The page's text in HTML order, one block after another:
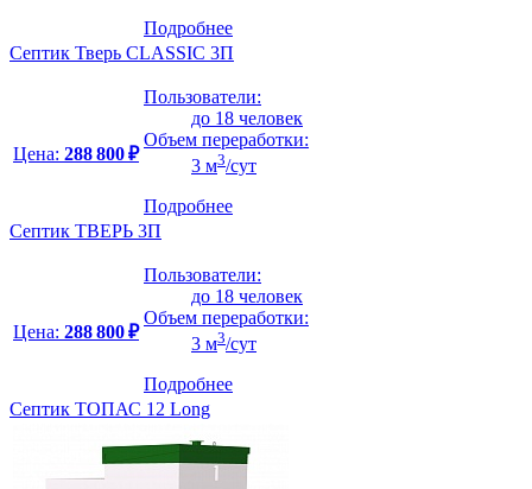
Подробнее
Септик Тверь CLASSIC 3П
Цена: 288 800 ₽
Пользователи:
до 18 человек
Объем переработки:
3 м3/сут
Подробнее
Септик ТВЕРЬ 3П
Цена: 288 800 ₽
Пользователи:
до 18 человек
Объем переработки:
3 м3/сут
Подробнее
Септик ТОПАС 12 Long